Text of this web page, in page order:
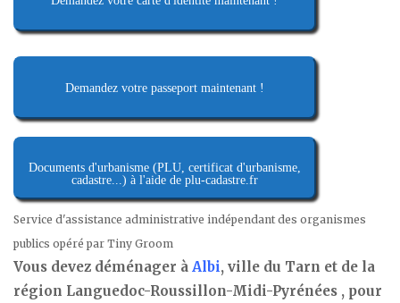
Demandez votre passeport maintenant !
Documents d'urbanisme (PLU, certificat d'urbanisme,
cadastre...) à l'aide de plu-cadastre.fr
Service d'assistance administrative indépendant des organismes
publics opéré par Tiny Groom
Vous devez déménager à Albi, ville du Tarn et de la
région Languedoc-Roussillon-Midi-Pyrénées , pour